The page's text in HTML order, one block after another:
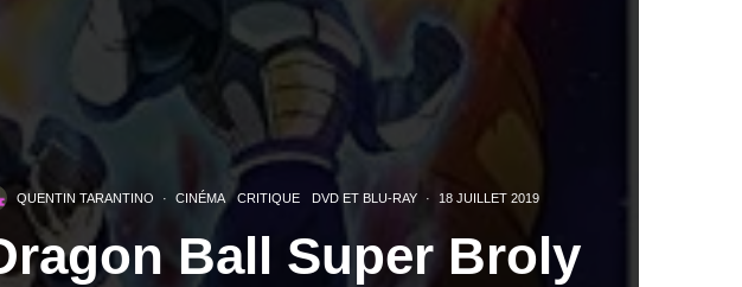
QUENTIN TARANTINO · CINÉMA CRITIQUE DVD ET BLU-RAY · 18 JUILLET 2019
Ball Super Broly